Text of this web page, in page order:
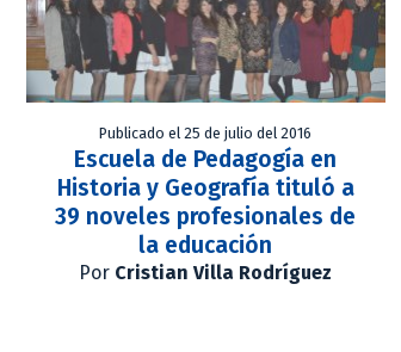
Publicado el 25 de julio del 2016
Escuela de Pedagogía en
Historia y Geografía tituló a
39 noveles profesionales de
la educación
Por Cristian Villa Rodríguez